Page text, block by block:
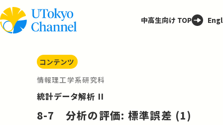
中高生向け TOP
コンテンツ
情報理工学系研究科
統計データ解析 II
8-7 分析の評価: 標準誤差 (1)